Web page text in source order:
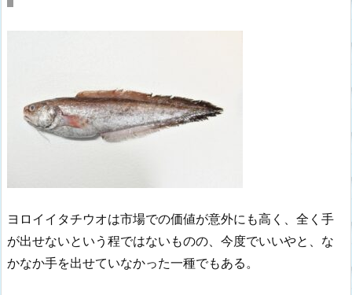
ヨロイイタチウオは市場での価値が意外にも高く、全く手
が出せないという程ではないものの、今度でいいやと、な
かなか手を出せていなかった一種でもある。